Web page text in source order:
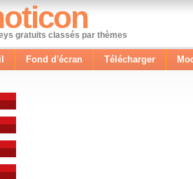
gratuits classés par thèmes
Fond d'écran Télécharger